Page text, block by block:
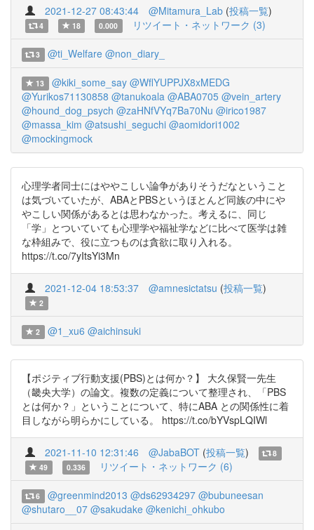
2021-12-27 08:43:44 @Mitamura_Lab (投稿一覧)
4 18 0.000 リツイート・ネットワーク (3)
3 @ti_Welfare @non_diary_
13 @kiki_some_say @WflYUPPJX8xMEDG
@Yurikos71130858 @tanukoala @ABA0705 @vein_artery
@hound_dog_psych @zaHNfVYq7Ba70Nu @irico1987
@massa_kim @atsushi_seguchi @aomidori1002
@mockingmock
心理学者同士にはややこしい論争がありそうだなということ
は気づいていたが、ABAとPBSというほとんど同族の中にや
やこしい関係があるとは思わなかった。考えるに、同じ
「学」とついていても心理学や福祉学などに比べて医学は雑
な枠組みで、役に立つものは貪欲に取り入れる。
https://t.co/7yItsYi3Mn
2021-12-04 18:53:37 @amnesictatsu (投稿一覧)
2
2 @1_xu6 @aichinsuki
【ポジティブ行動支援(PBS)とは何か？】 大久保賢一先生
（畿央大学）の論文。複数の定義について整理され、「PBS
とは何か？」ということについて、特にABA との関係性に着
目しながら明らかにしている。 https://t.co/bYVspLQIWl
2021-11-10 12:31:46 @JabaBOT (投稿一覧)
8
49
0.336 リツイート・ネットワーク (6)
6 @greenmind2013 @ds62934297 @bubuneesan
@shutaro__07 @sakudake @kenichi_ohkubo